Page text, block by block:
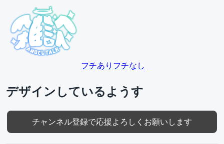
フチあり フチなし
デザインしているようす
チャンネル登録で応援よろしくお願いします